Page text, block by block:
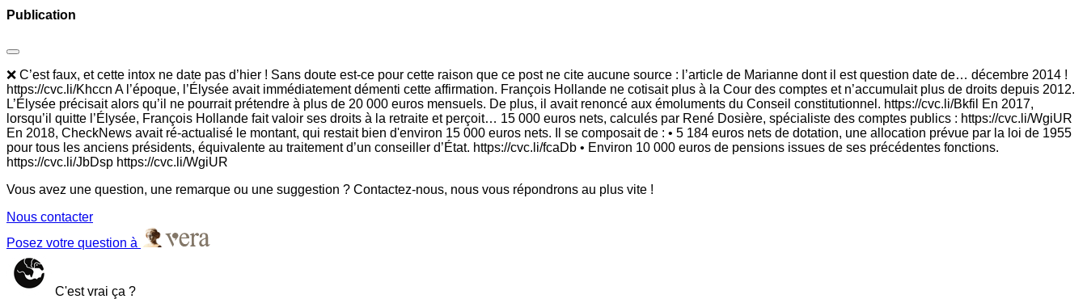
Publication
❌ C’est faux, et cette intox ne date pas d’hier ! Sans doute est-ce pour cette raison que ce post ne cite aucune source : l’article de Marianne dont il est question date de… décembre 2014 !
https://cvc.li/Khccn A l’époque, l’Élysée avait immédiatement démenti cette affirmation. François Hollande ne cotisait plus à la Cour des comptes et n’accumulait plus de droits depuis 2012.
L’Élysée précisait alors qu’il ne pourrait prétendre à plus de 20 000 euros mensuels. De plus, il avait renoncé aux émoluments du Conseil constitutionnel. https://cvc.li/Bkfil En 2017,
lorsqu’il quitte l’Élysée, François Hollande fait valoir ses droits à la retraite et perçoit… 15 000 euros nets, calculés par René Dosière, spécialiste des comptes publics : https://cvc.li/WgiUR
En 2018, CheckNews avait ré-actualisé le montant, qui restait bien d'environ 15 000 euros nets. Il se composait de : • 5 184 euros nets de dotation, une allocation prévue par la loi de 1955
pour tous les anciens présidents, équivalente au traitement d’un conseiller d’État. https://cvc.li/fcaDb • Environ 10 000 euros de pensions issues de ses précédentes fonctions.
https://cvc.li/JbDsp https://cvc.li/WgiUR
Vous avez une question, une remarque ou une suggestion ? Contactez-nous, nous vous répondrons au plus vite !
Nous contacter
Posez votre question à
C'est vrai ça ?